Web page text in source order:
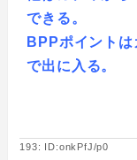
できる。
BPPポイント
で出に入る。
193: ID:onkPfJ/p0